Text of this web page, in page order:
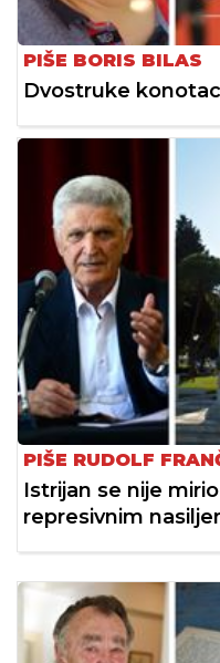
PIŠE BORIS BILAS
Dvostruke
PIŠE RUDOLF
Istrijan se nije
represivnim